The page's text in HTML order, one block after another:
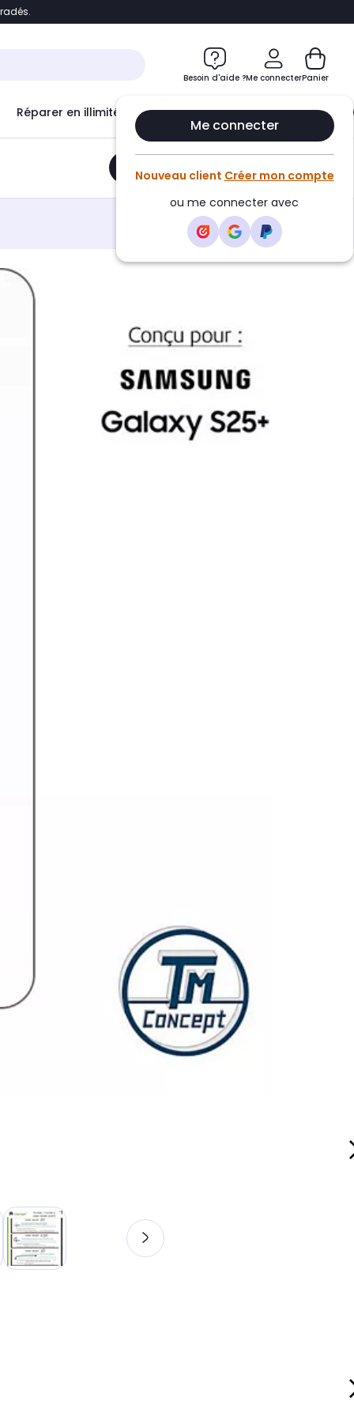
Accéder directement au chatbot
Besoin d'aide ?Me connecter
Me connecter
Nouveau client Créer mon compte
ou me connecter avec
Panier
Réparer en illimité avec Le Club Infinity
Ajouter au panier